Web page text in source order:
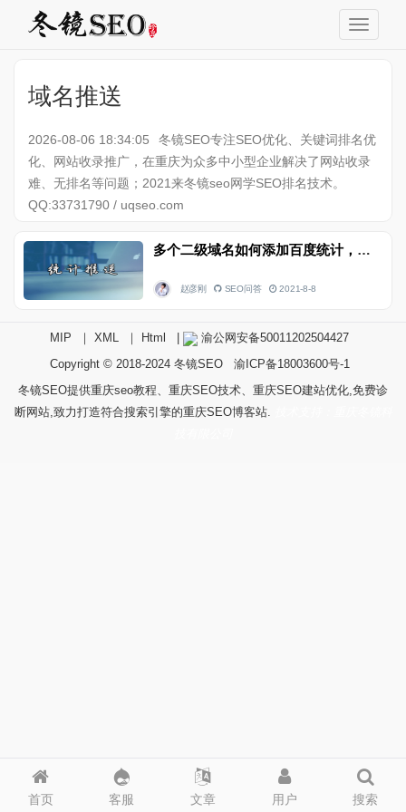
域名推送
2026-08-06 18:34:05
冬镜SEO专注SEO优化、关键词排名优
化、网站收录推广，在重庆为众多中小型企业解决了网站收录
难、无排名等问题；2021来冬镜seo网学SEO排名技术。
QQ:33731790 / uqseo.com
多个二级域名如何添加百度统计，如何提交百度推送
赵彦刚 SEO问答 2021-8-8
首页 客服 文章 用户 搜索
MIP ｜ XML ｜ Html
渝公网安备50011202504427
Copyright © 2018-2024 冬镜SEO
渝ICP备18003600号-1
冬镜SEO提供重庆seo教程、重庆SEO技术、重庆SEO建站优化,免费诊
断网站,致力打造符合搜索引擎的重庆SEO博客站.